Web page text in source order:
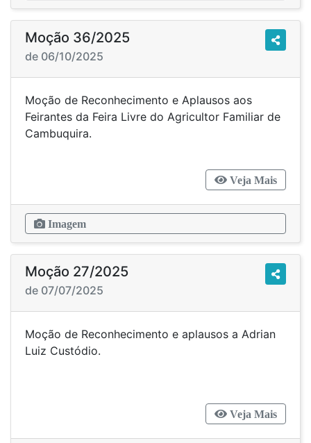
Moção 36/2025
de 06/10/2025
Moção de Reconhecimento e Aplausos aos
Feirantes da Feira Livre do Agricultor Familiar de
Cambuquira.
Veja Mais
Imagem
Moção 27/2025
de 07/07/2025
Moção de Reconhecimento e aplausos a Adrian
Luiz Custódio.
Veja Mais